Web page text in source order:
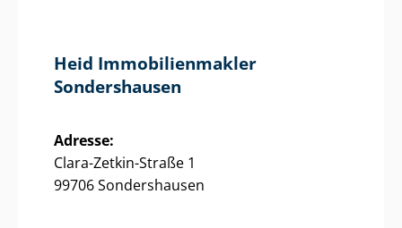
Heid Im­mo­bi­li­en­mak­ler
Sondershausen
Adresse:
Clara-Zetkin-Straße 1
99706 Sondershausen